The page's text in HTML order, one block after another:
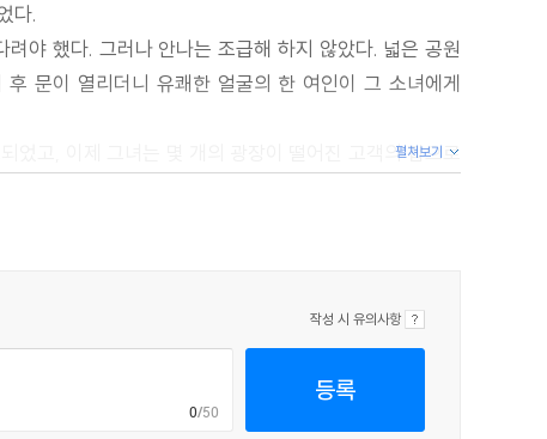
다.
야 했다. 그러나 안나는 조급해 하지 않았다. 넓은 공원
문이 열리더니 유쾌한 얼굴의 한 여인이 그 소녀에게
었고, 이제 그녀는 몇 개의 광장이 떨어진 고객의 집으로
반짝였다. 작은 새가 가지에서 그녀를 내려다보며 아침
곳의 가장자리로 방황했는데, 거기에는 얕은 도랑이
놓았다. 그리고 이 나무 앞에서 새는 갑자기 멈췄다가,
잡았던 바로 그 환상 같은 광경이었다. 그것은 한 남자의
굴이었다.
펼쳐보기
작성 시 유의사항
0/50
등록